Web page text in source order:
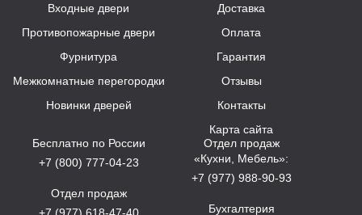
Входные двери
Противопожарные двери
Фурнитура
Межкомнатные перегородки
Новинки дверей
Доставка
Оплата
Гарантия
Отзывы
Контакты
Карта сайта
Бесплатно по России
+7 (800) 777-04-23
Отдел продаж
+7 (977) 618-47-40
Отдел продаж
«Кухни, Мебель»:
+7 (977) 988-90-93
Бухгалтерия